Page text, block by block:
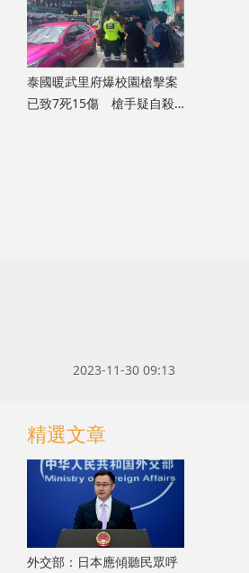
泰國暖武里府爆校園槍擊案
已致7死15傷 槍手疑自殺
2023-11-30 09:13
精選文章
外交部：日本應傾聽民眾呼